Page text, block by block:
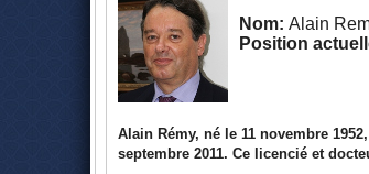
Nom: Alain
Position
Alain Rémy, né le 11 novembre
septembre 2011. Ce licencié et